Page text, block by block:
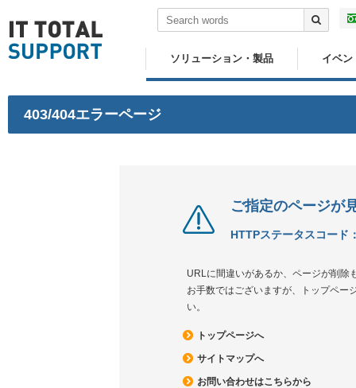
ソリューション・製品 イベン
403/404エラーページ
ご指定のページが
HTTPステータスコー
URLに間違いがあるか、ページが削除
お手数ではございますが、トップペー
い。
トップページへ
サイトマップへ
お問い合わせはこちらから